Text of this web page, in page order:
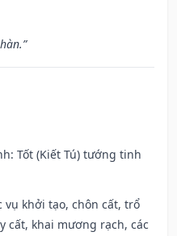
Tốt (Kiết Tú) tướng tinh
vụ khởi tạo, chôn cất, trổ
cất, khai mương rạch, các